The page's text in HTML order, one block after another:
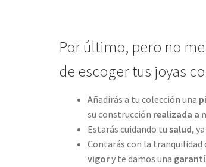
Por último, pero no
de escoger tus joyas
Añadirás a tu colección una
su construcción realizada a
Estarás cuidando tu salud,
Contarás con la tranquilidad
vigory te damos una